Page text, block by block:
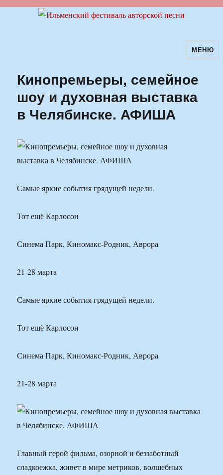
Ильменский фестиваль авторскойМЕНЮ
Кинопремьеры, семейное
шоу и духовная выставка
в Челябинске. АФИША
Самые яркие события грядущей недели.
Тот ещё Карлосон
Синема Парк, Киномакс-Родник, Аврора
21-28 марта
Самые яркие события грядущей недели.
Тот ещё Карлосон
Синема Парк, Киномакс-Родник, Аврора
21-28 марта
Главный герой фильма, озорной и беззаботный
сладкоежка, живет в мире метриков, волшебных